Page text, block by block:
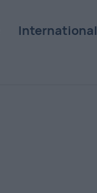
International